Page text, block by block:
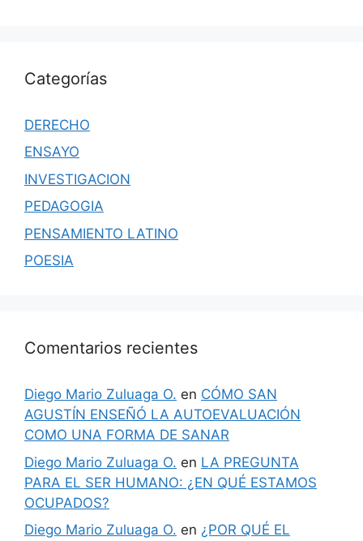
Categorías
DERECHO
ENSAYO
INVESTIGACION
PEDAGOGIA
PENSAMIENTO LATINO
POESIA
Comentarios recientes
Diego Mario Zuluaga O. en CÓMO SAN
AGUSTÍN ENSEÑÓ LA AUTOEVALUACIÓN
COMO UNA FORMA DE SANAR
Diego Mario Zuluaga O. en LA PREGUNTA
PARA EL SER HUMANO: ¿EN QUÉ ESTAMOS
OCUPADOS?
Diego Mario Zuluaga O. en ¿POR QUÉ EL